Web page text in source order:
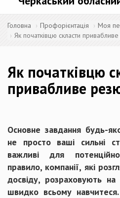
Головна Профорієнтація
Моя
Як початківцю скласти
Як початківцю
привабливе
Основне завдання будь-
не просто ваші сильні
важливі для
правило, компанії, які
досвіду, розраховують
швидко всьому